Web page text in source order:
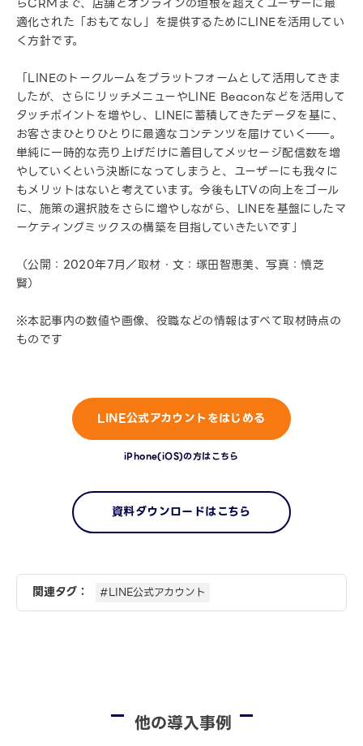
適化された「おもてなし」を提供するためにLINEを活用してい
く方針です。
「LINEのトークルームをプラットフォームとして活用してきま
したが、さらにリッチメニューやLINE Beaconなどを活用して
タッチポイントを増やし、LINEに蓄積してきたデータを基に、
お客さまひとりひとりに最適なコンテンツを届けていく――。
単純に一時的な売り上げだけに着目してメッセージ配信数を増
やしていくという決断になってしまうと、ユーザーにも我々に
もメリットはないと考えています。今後もLTVの向上をゴール
に、施策の選択肢をさらに増やしながら、LINEを基盤にしたマ
ーケティングミックスの構築を目指していきたいです」
（公開：2020年7月／取材・文：塚田智恵美、写真：慎芝
賢）
※本記事内の数値や画像、役職などの情報はすべて取材時点の
ものです
LINE公式アカウントをはじめる
iPhone(iOS)の方はこちら
資料ダウンロードはこちら
関連タグ： #LINE公式アカウント
他の導入事例